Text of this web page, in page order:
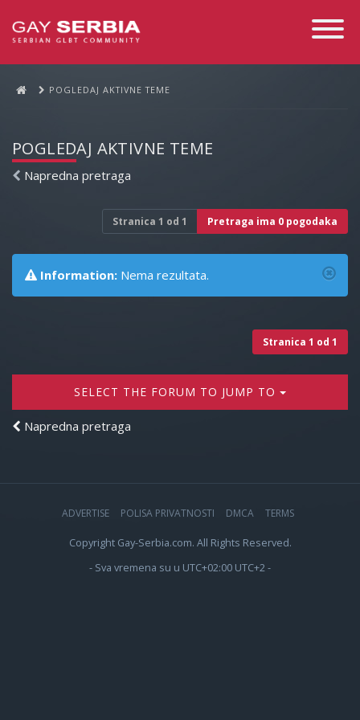
Toggle
POGLEDAJ AKTIVNE TEME
POGLEDAJ AKTIVNE TEME
Napredna pretraga
Stranica 1 od 1 Pretraga ima 0 pogodaka
Information: Nema rezultata.
Stranica 1 od 1
SELECT THE FORUM TO JUMP TO
Napredna pretraga
ADVERTISE POLISA PRIVATNOSTI DMCA TERMS
Copyright Gay-Serbia.com. All Rights Reserved.
- Sva vremena su u UTC+02:00 UTC+2 -